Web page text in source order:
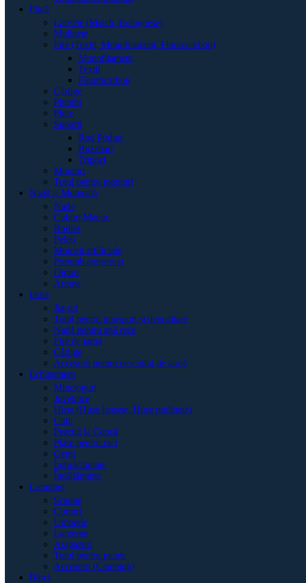
Plută
Lansete (Match, Bolognese)
Mulinete
Fire (Textil, Monofilament, Fluorocarbon)
Monofilament
Textil
Fluorocarbon
Cârlige
Plumbi
Plute
Suporți
Rod Poduri
Buzzbari
Tripozi
Monturi
Totul pentru monturi
Nadă și Momeală
Nade
Cuburi Macuc
Boilies
Peleți
Momeli artificiale
Porumb conservat
Dipuri
Arome
Iarnă
Jig-uri
Totul pentru transport și depozitare
Nadă pentru apă rece
Fire de iarnă
Cârlige
Accesorii pentru pescuitul de iarnă
Echipament
Mincioguri
Juvelnice
Huse (Huse lansete, Huse mulinete)
Cutii
Pescuit la Copcă
Plase pentru raci
Genți
Îmbrăcăminte
Încălțăminte
Camping
Scaune
Corturi
Umbrele
Lanterne
Aragazuri
Totul pentru picnic
Accesorii (Camping)
Bărci